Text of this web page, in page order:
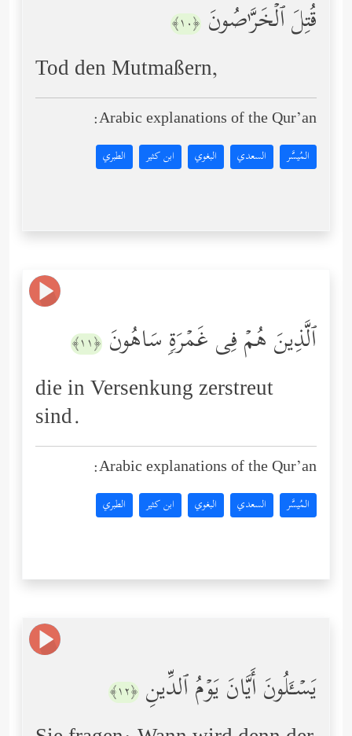
قُتِلَ ٱلۡخَرَّ ٰ⁠صُونَ ﴿١٠﴾
Tod den Mutmaßern,
Arabic explanations of the Qur’an:
المُيسَّر السعدي البغوي ابن كثير الطبري
ٱلَّذِینَ هُمۡ فِی غَمۡرَةࣲ سَاهُونَ ﴿١١﴾
die in Versenkung zerstreut
sind.
Arabic explanations of the Qur’an:
المُيسَّر السعدي البغوي ابن كثير الطبري
یَسۡـَٔلُونَ أَیَّانَ یَوۡمُ ٱلدِّینِ ﴿١٢﴾